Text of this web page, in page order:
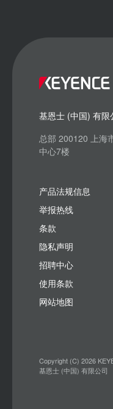
基恩士 (中国) 有限
总部 200120 上海
中心7楼
产品法规信息
举报热线
条款
隐私声明
招聘中心
使用条款
网站地图
Copyright (C) 2026
基恩士 (中国) 有限公司